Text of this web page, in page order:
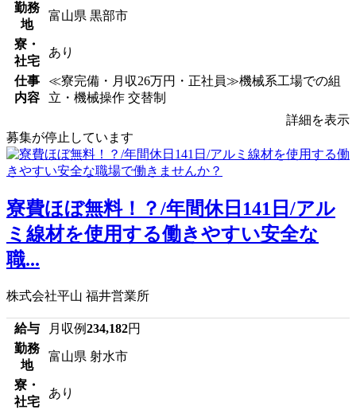
勤務
地
富山県 黒部市
寮・
社宅
あり
仕事
内容
≪寮完備・月収26万円・正社員≫機械系工場での組
立・機械操作 交替制
詳細を表示
募集が停止しています
寮費ほぼ無料！？/年間休日141日/アル
ミ線材を使用する働きやすい安全な
職...
株式会社平山 福井営業所
給与 月収例234,182円
勤務
地
富山県 射水市
寮・
社宅
あり